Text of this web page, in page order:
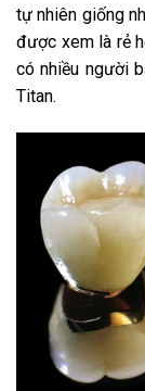
tự nhiên giống
được xem là rẻ
có nhiều người
Titan.